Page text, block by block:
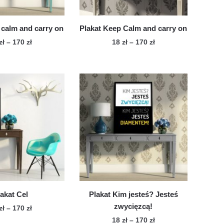
stronie
produktu
stronie
produktu
and carry on
– 170złZakres
do
170 zł
produkt
ma
wariantów.
Opcje
można
wybrać
na
stronie
Plakat Keep Calm and carry on
18 zł – 170 złZakres
18 zł
do
170 zł
produkt
ma
wiele
wariantów.
Opcje
można
wybrać
na
stronie
Cel
– 170złZakres
Plakat Kim jesteś? Jesteś
zwycięzcą!
18 zł – 170 złZakres